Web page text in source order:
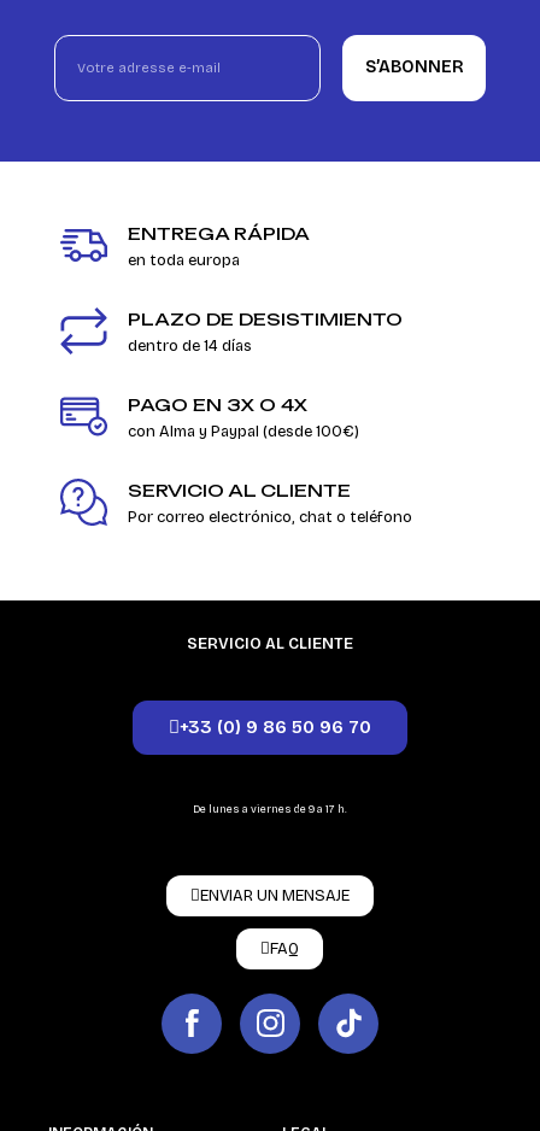
S’ABONNER
ENTREGA RÁPIDA
en toda europa
PLAZO DE DESISTIMIENTO
dentro de 14 días
PAGO EN 3X O 4X
con Alma y Paypal (desde 100€)
SERVICIO AL CLIENTE
Por correo electrónico, chat o teléfono
SERVICIO AL CLIENTE
+33 (0) 9 86 50 96 70
De lunes a viernes de 9 a 17 h.
ENVIAR UN MENSAJE
FAQ